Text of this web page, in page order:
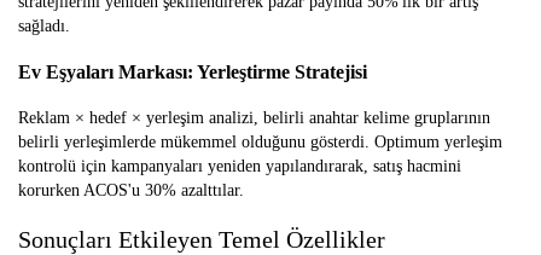
sağladı.
Ev Eşyaları Markası: Yerleştirme Stratejisi
Reklam × hedef × yerleşim analizi, belirli anahtar kelime gruplarının
belirli yerleşimlerde mükemmel olduğunu gösterdi. Optimum yerleşim
kontrolü için kampanyaları yeniden yapılandırarak, satış hacmini
korurken ACOS'u 30% azalttılar.
Sonuçları Etkileyen Temel Özellikler